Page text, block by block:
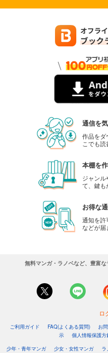
通信を
作品をダ
こでも読
本棚を
ジャンル
て、鍵も
お得な
通知を許
などが届
無料マンガ・ラノベなど、豊富
ロ
ご利用ガイド FAQ(よくある質問) お
示
個人情報保護方
少年・青年マンガ
少女・女性マンガ ラ